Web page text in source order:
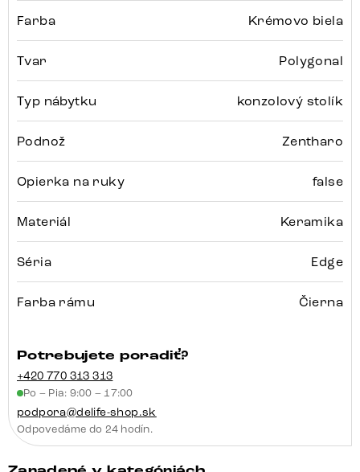
Farba Krémovo biela
Tvar Polygonal
Typ nábytku konzolový stolík
Podnož Zentharo
Opierka na ruky false
Materiál Keramika
Séria Edge
Farba rámu Čierna
Potrebujete poradiť?
+420 770 313 313
Po – Pia: 9:00 – 17:00
podpora@delife-shop.sk
Odpovedáme do 24 hodín.